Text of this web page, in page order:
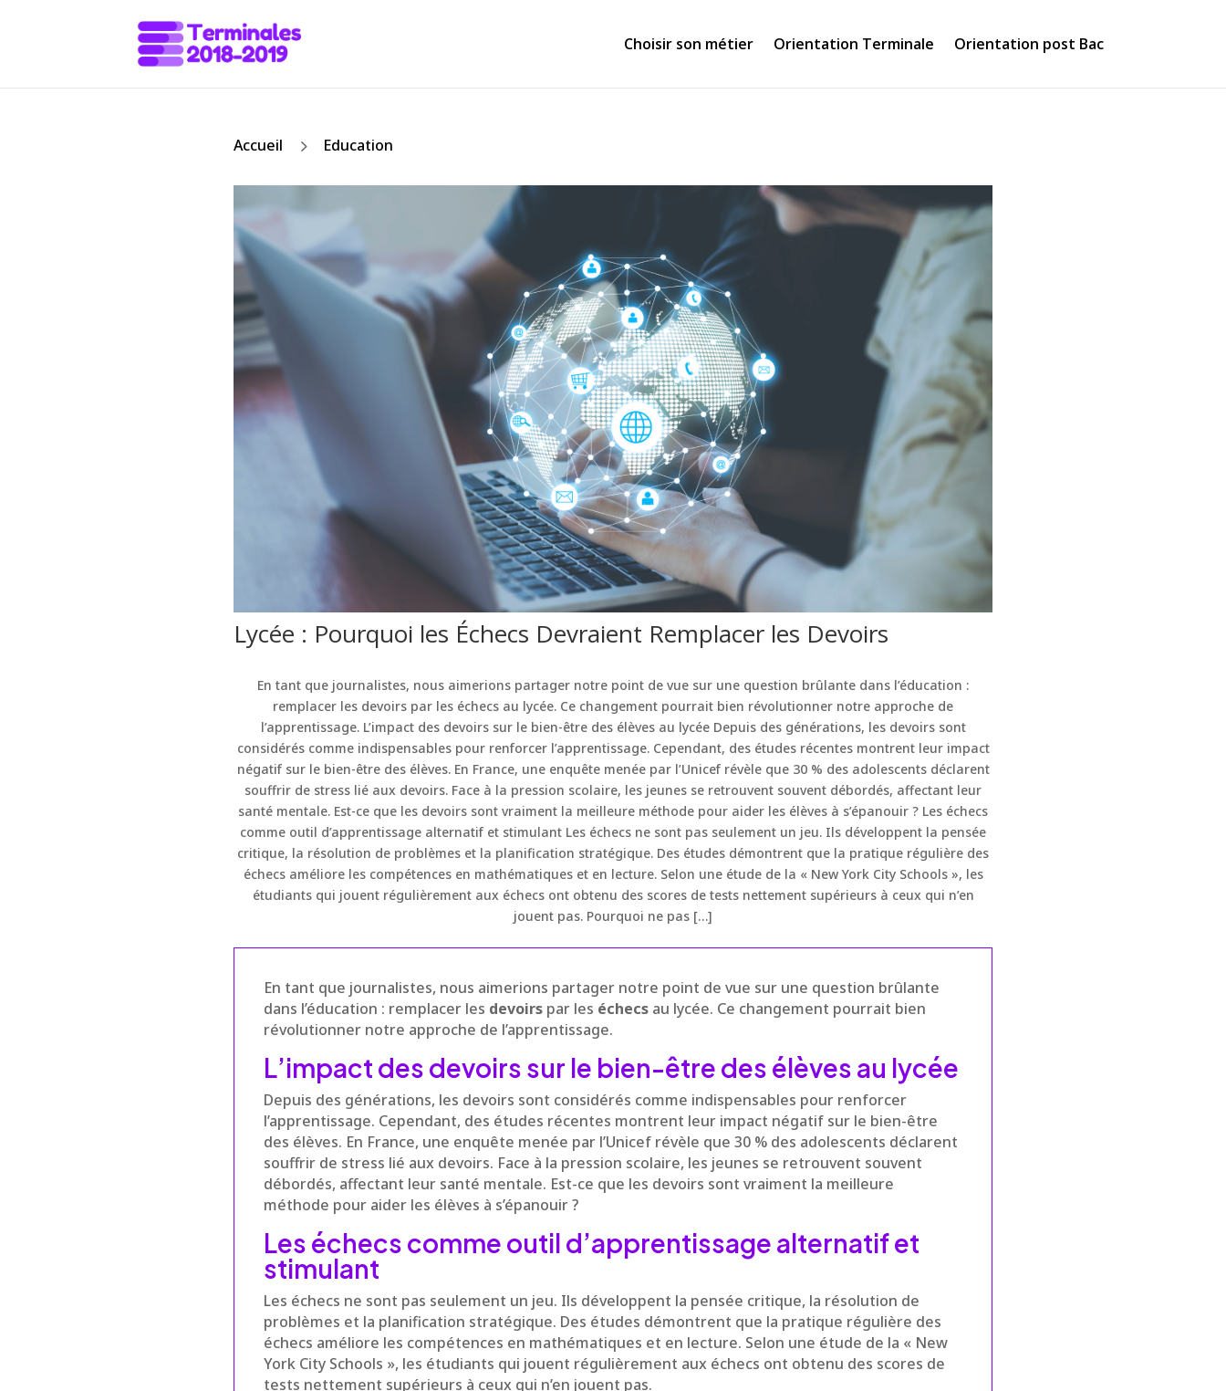
Choisir son métier Orientation Terminale Orientation post Bac
Accueil 5 Education
Lycée : Pourquoi les Échecs Devraient Remplacer les Devoirs
En tant que journalistes, nous aimerions partager notre point de vue sur une question brûlante dans l’éducation :
remplacer les devoirs par les échecs au lycée. Ce changement pourrait bien révolutionner notre approche de
l’apprentissage. L’impact des devoirs sur le bien-être des élèves au lycée Depuis des générations, les devoirs sont
considérés comme indispensables pour renforcer l’apprentissage. Cependant, des études récentes montrent leur impact
négatif sur le bien-être des élèves. En France, une enquête menée par l’Unicef révèle que 30 % des adolescents déclarent
souffrir de stress lié aux devoirs. Face à la pression scolaire, les jeunes se retrouvent souvent débordés, affectant leur
santé mentale. Est-ce que les devoirs sont vraiment la meilleure méthode pour aider les élèves à s’épanouir ? Les échecs
comme outil d’apprentissage alternatif et stimulant Les échecs ne sont pas seulement un jeu. Ils développent la pensée
critique, la résolution de problèmes et la planification stratégique. Des études démontrent que la pratique régulière des
échecs améliore les compétences en mathématiques et en lecture. Selon une étude de la « New York City Schools », les
étudiants qui jouent régulièrement aux échecs ont obtenu des scores de tests nettement supérieurs à ceux qui n’en
jouent pas. Pourquoi ne pas […]
En tant que journalistes, nous aimerions partager notre point de vue sur une question brûlante
dans l’éducation : remplacer les devoirs par les échecs au lycée. Ce changement pourrait bien
révolutionner notre approche de l’apprentissage.
L’impact des devoirs sur le bien-être des élèves au lycée
Depuis des générations, les devoirs sont considérés comme indispensables pour renforcer
l’apprentissage. Cependant, des études récentes montrent leur impact négatif sur le bien-être
des élèves. En France, une enquête menée par l’Unicef révèle que 30 % des adolescents déclarent
souffrir de stress lié aux devoirs. Face à la pression scolaire, les jeunes se retrouvent souvent
débordés, affectant leur santé mentale. Est-ce que les devoirs sont vraiment la meilleure
méthode pour aider les élèves à s’épanouir ?
Les échecs comme outil d’apprentissage alternatif et
stimulant
Les échecs ne sont pas seulement un jeu. Ils développent la pensée critique, la résolution de
problèmes et la planification stratégique. Des études démontrent que la pratique régulière des
échecs améliore les compétences en mathématiques et en lecture. Selon une étude de la « New
York City Schools », les étudiants qui jouent régulièrement aux échecs ont obtenu des scores de
tests nettement supérieurs à ceux qui n’en jouent pas.